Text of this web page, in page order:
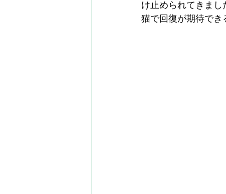
け止められてきま
猫で回復が期待でき